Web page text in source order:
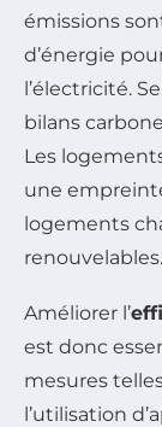
émissions
d’énergie
l’électricité.
bilans
Les
une
logements
renouvelables.
Améliorer l’
est donc
mesures
l’utilisation